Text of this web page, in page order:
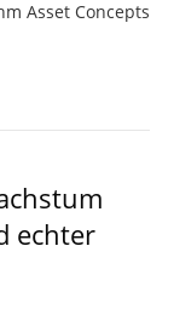
Asset Concepts
echter